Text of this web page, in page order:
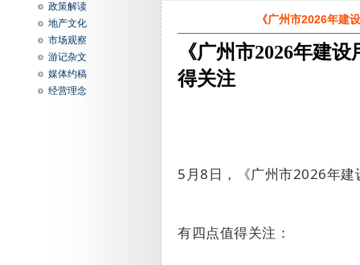
政策解读
地产文化
市场观察
游记杂文
媒体约稿
经营理念
《广州市2026年建
《广州市2026年建
得关注
5 月8日，《广州市2026年建
有四点值得关注：